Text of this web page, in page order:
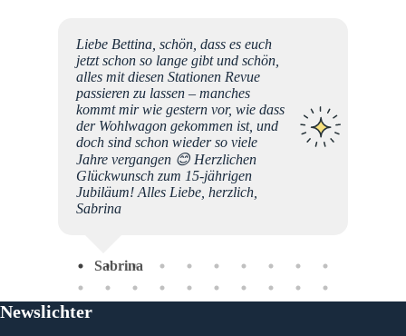
Liebe Bettina, schön, dass es euch
jetzt schon so lange gibt und schön,
alles mit diesen Stationen Revue
passieren zu lassen – manches
kommt mir wie gestern vor, wie dass
der Wohlwagon gekommen ist, und
doch sind schon wieder so viele
Jahre vergangen 😊 Herzlichen
Glückwunsch zum 15-jährigen
Jubiläum! Alles Liebe, herzlich,
Sabrina
Sabrina
Newslichter